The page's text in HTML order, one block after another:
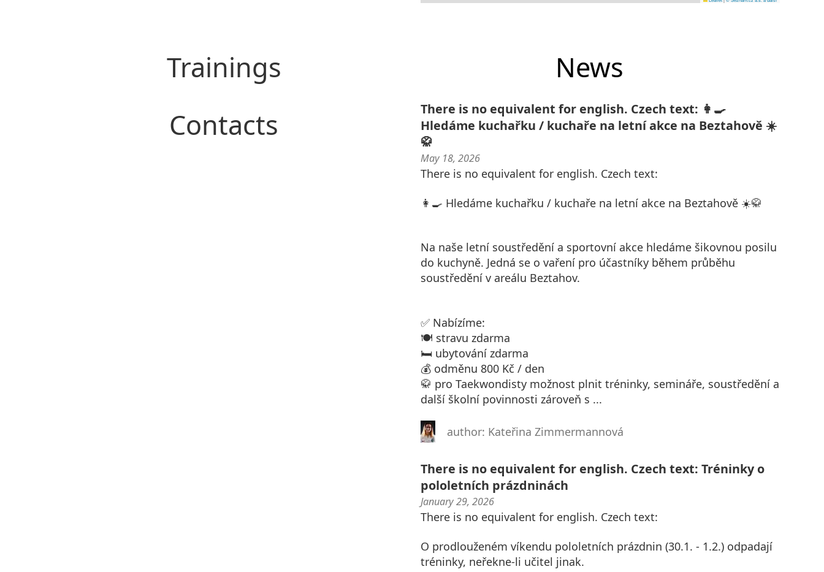
Trainings
Contacts
News
There is no equivalent for english. Czech text: 👩‍🍳
Hledáme kuchařku / kuchaře na letní akce na Beztahově ☀️
🥋
May 18, 2026
There is no equivalent for english. Czech text:
👩‍🍳 Hledáme kuchařku / kuchaře na letní akce na Beztahově ☀️🥋
Na naše letní soustředění a sportovní akce hledáme šikovnou posilu
do kuchyně. Jedná se o vaření pro účastníky během průběhu
soustředění v areálu Beztahov.
✅ Nabízíme:
🍽️ stravu zdarma
🛏️ ubytování zdarma
💰 odměnu 800 Kč / den
🥋 pro Taekwondisty možnost plnit tréninky, semináře, soustředění a
další školní povinnosti zároveň s ...
author: Kateřina Zimmermannová
There is no equivalent for english. Czech text: Tréninky o
pololetních prázdninách
January 29, 2026
There is no equivalent for english. Czech text:
O prodlouženém víkendu pololetních prázdnin (30.1. - 1.2.) odpadají
tréninky, neřekne-li učitel jinak.